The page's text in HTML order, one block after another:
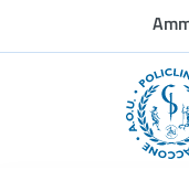
Skip to Main Content